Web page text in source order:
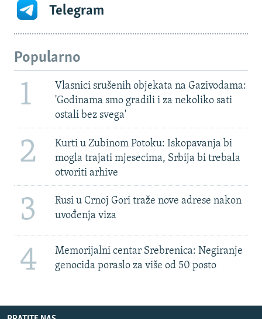
Telegram
Popularno
1
Vlasnici srušenih objekata na Gazivodama:
'Godinama smo gradili i za nekoliko sati
ostali bez svega'
2
Kurti u Zubinom Potoku: Iskopavanja bi
mogla trajati mjesecima, Srbija bi trebala
otvoriti arhive
3
Rusi u Crnoj Gori traže nove adrese nakon
uvođenja viza
4
Memorijalni centar Srebrenica: Negiranje
genocida poraslo za više od 50 posto